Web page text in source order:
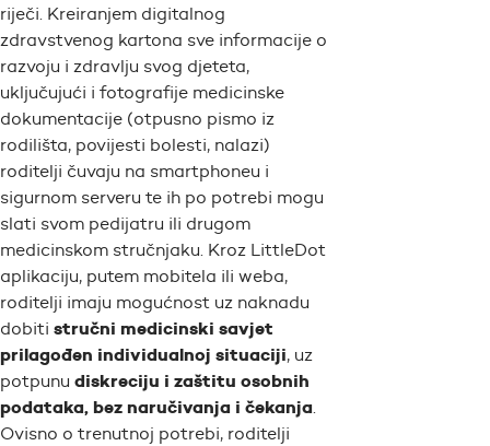
riječi. Kreiranjem digitalnog
zdravstvenog kartona sve informacije o
razvoju i zdravlju svog djeteta,
uključujući i fotografije medicinske
dokumentacije (otpusno pismo iz
rodilišta, povijesti bolesti, nalazi)
roditelji čuvaju na smartphoneu i
sigurnom serveru te ih po potrebi mogu
slati svom pedijatru ili drugom
medicinskom stručnjaku. Kroz LittleDot
aplikaciju, putem mobitela ili weba,
roditelji imaju mogućnost uz naknadu
dobiti stručni medicinski savjet
prilagođen individualnoj situaciji, uz
potpunu diskreciju i zaštitu osobnih
podataka, bez naručivanja i čekanja.
Ovisno o trenutnoj potrebi, roditelji